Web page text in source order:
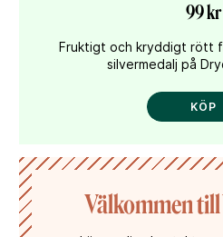
99 kr
Fruktigt och kryddigt rött
silvermedalj på
KÖP
Välkommen